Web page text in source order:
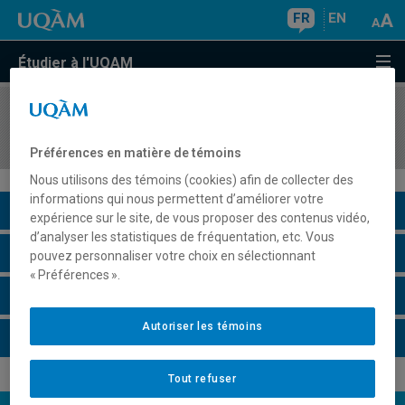
FR EN
Étudier à l'UQAM
COURS//
Description du cours
Horaire - Été 2026
Préférences en matière de témoins
Nous utilisons des témoins (cookies) afin de collecter des
informations qui nous permettent d’améliorer votre
expérience sur le site, de vous proposer des contenus vidéo,
d’analyser les statistiques de fréquentation, etc. Vous
pouvez personnaliser votre choix en sélectionnant
« Préférences ».
Tout refuser
Autoriser les témoins